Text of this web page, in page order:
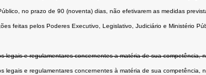
no prazo de 90 (noventa) dias, não efetivarem as medidas
feitas pelos Poderes Executivo, Legislativo, Judiciário e Ministério
e regulamentares concernentes a matéria de sua competência,
e regulamentares concernentes à matéria de sua competência,